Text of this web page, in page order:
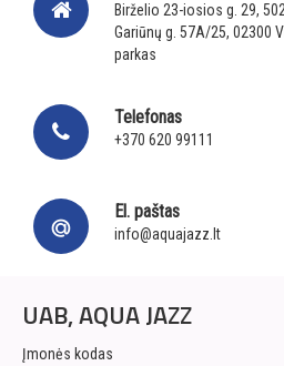
Birželio 23-iosios g. 29,
Gariūnų g. 57A/25, 02300
parkas
Telefonas
+370 620 99111
El. paštas
info@aquajazz.lt
UAB, AQUA JAZZ
Įmonės kodas